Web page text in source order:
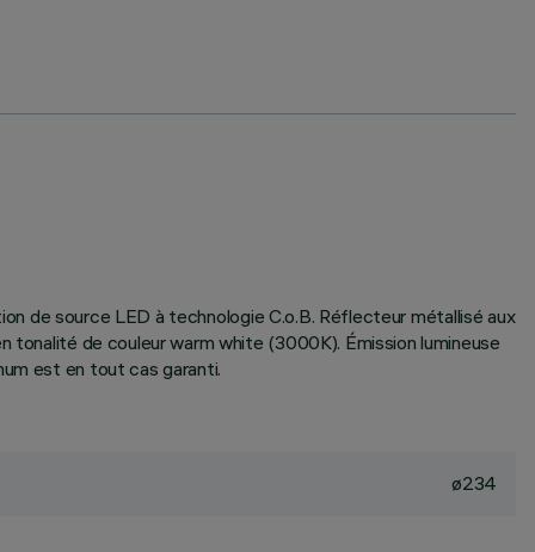
de source LED à technologie C.o.B. Réflecteur métallisé aux
tonalité de couleur warm white (3000K). Émission lumineuse
est en tout cas garanti.
ø234